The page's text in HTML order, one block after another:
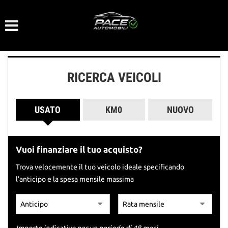
RICERCA VEICOLI
USATO KM0 NUOVO
Vuoi finanziare il tuo acquisto?
Trova velocemente il tuo veicolo ideale specificando
l'anticipo e la spesa mensile massima
tue
consenso
pannello
consente
le
preferenze
di
alle